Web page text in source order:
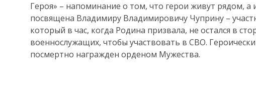
Героя» – напоминание о том, что герои живут рядом, а
посвящена Владимиру Владимировичу Чуприну –
который в час, когда Родина призвала, не остался в
военнослужащих, чтобы участвовать в СВО.
посмертно награжден орденом Мужества.